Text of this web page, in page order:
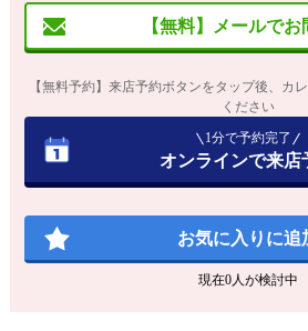
【無料】メールでお
【無料予約】来店予約ボタンをタップ後、カ
ください
1分で予約完了
オンラインで来店
お気に入りに追
現在0人が検討中